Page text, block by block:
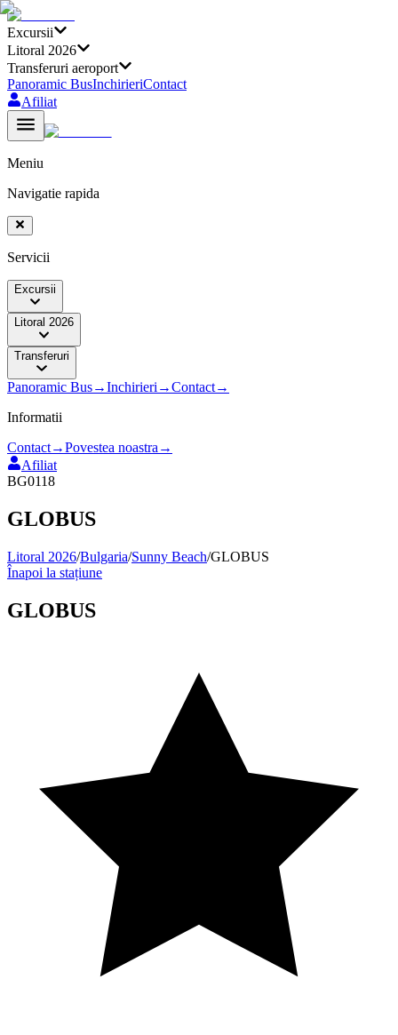
Excursii
Litoral 2026
Transferuri aeroport
Panoramic BusInchirieriContact
Afiliat
Meniu
Navigatie rapida
Servicii
Excursii
Litoral 2026
Transferuri
Panoramic Bus→Inchirieri →Contact→
Informatii
Contact→Povestea noastra →
Afiliat
BG0118
GLOBUS
Litoral 2026/Bulgaria/Sunny Beach/GLOBUS
Înapoi la stațiune
GLOBUS